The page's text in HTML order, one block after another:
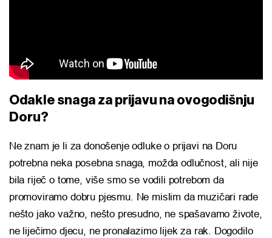
Odakle snaga za prijavu na ovogodišnju
Doru?
Ne znam je li za donošenje odluke o prijavi na Doru
potrebna neka posebna snaga, možda odlučnost, ali nije
bila riječ o tome, više smo se vodili potrebom da
promoviramo dobru pjesmu. Ne mislim da muzičari rade
nešto jako važno, nešto presudno, ne spašavamo živote,
ne liječimo djecu, ne pronalazimo lijek za rak. Dogodilo